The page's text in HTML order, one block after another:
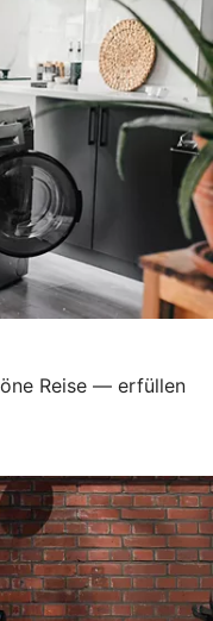
Reise — erfüllen